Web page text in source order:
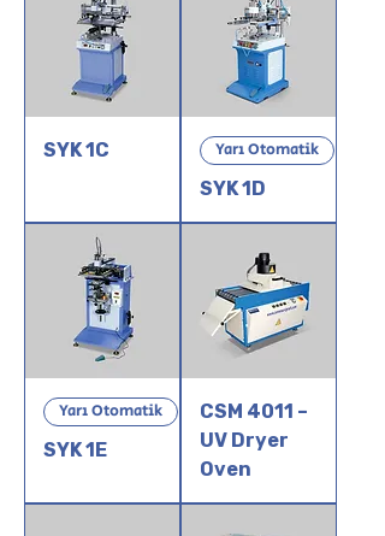
SYK 1C
Yarı Otomatik
SYK 1D
Yarı Otomatik
SYK 1E
CSM 4011 –
UV Dryer
Oven